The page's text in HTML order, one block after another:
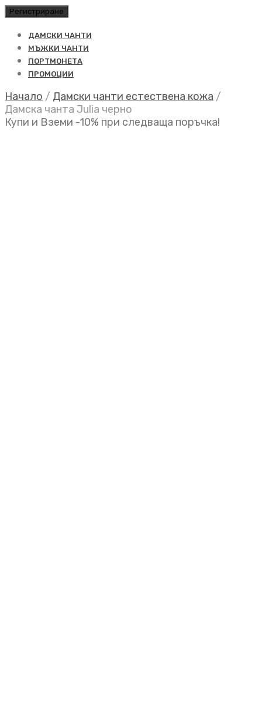
Регистриране
ДАМСКИ ЧАНТИ
МЪЖКИ ЧАНТИ
ПОРТМОНЕТА
ПРОМОЦИИ
Начало / Дамски чанти естествена кожа /
Дамска чанта Julia черно
Купи и Вземи -10% при следваща поръчка!